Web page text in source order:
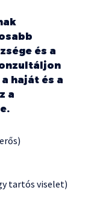
és a
haját és a
a
tartós viselet)